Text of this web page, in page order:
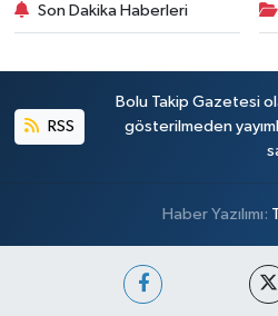
Son Dakika Haberleri
RSS
Bolu Takip Gazetesi
gösterilmeden
Haber Yazılımı: